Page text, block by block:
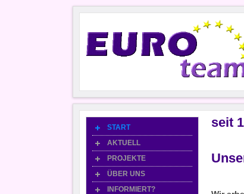
START
AKTUELL
PROJEKTE
ÜBER UNS
INFORMIERT?
seit